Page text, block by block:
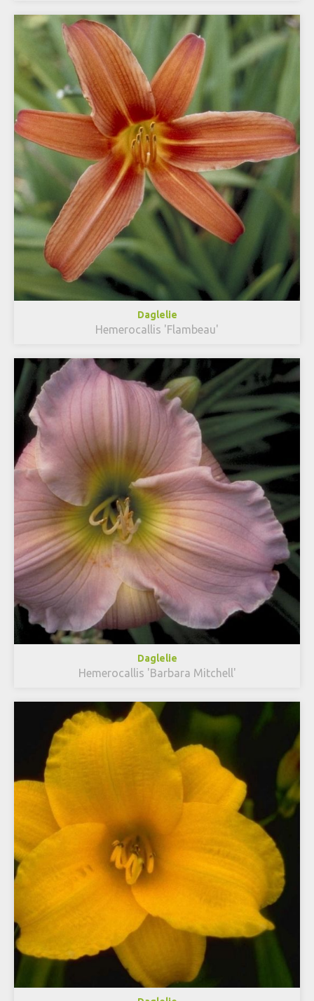
Daglelie
Hemerocallis 'Flambeau'
Daglelie
Hemerocallis 'Barbara Mitchell'